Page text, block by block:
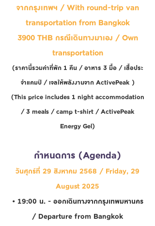
จากกรุงเทพฯ / With round-trip van
transportation from Bangkok
3900 THB กรณีเดินทางมาเอง / Own
transportation
(ราคานี้รวมค่าที่พัก 1 คืน / อาหาร 3 มื้อ / เสื้อประ
จำแคมป์ / เจลให้พลังงานจาก ActivePeak )
(This price includes 1 night accommodation
/ 3 meals / camp t-shirt / ActivePeak
Energy Gel)
กำหนดการ (Agenda)
วันศุกร์ที่ 29 สิงหาคม 2568 / Friday, 29
August 2025
• 19:00 น. - ออกเดินทางจากกรุงเทพมหานคร
/ Departure from Bangkok